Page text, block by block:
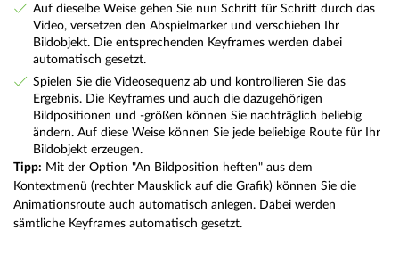
Auf dieselbe Weise gehen Sie nun Schritt für Schritt durch das
Video, versetzen den Abspielmarker und verschieben Ihr
Bildobjekt. Die entsprechenden Keyframes werden dabei
automatisch gesetzt.
Spielen Sie die Videosequenz ab und kontrollieren Sie das
Ergebnis. Die Keyframes und auch die dazugehörigen
Bildpositionen und -größen können Sie nachträglich beliebig
ändern. Auf diese Weise können Sie jede beliebige Route für Ihr
Bildobjekt erzeugen.
Tipp: Mit der Option "An Bildposition heften" aus dem
Kontextmenü (rechter Mausklick auf die Grafik) können Sie die
Animationsroute auch automatisch anlegen. Dabei werden
sämtliche Keyframes automatisch gesetzt.